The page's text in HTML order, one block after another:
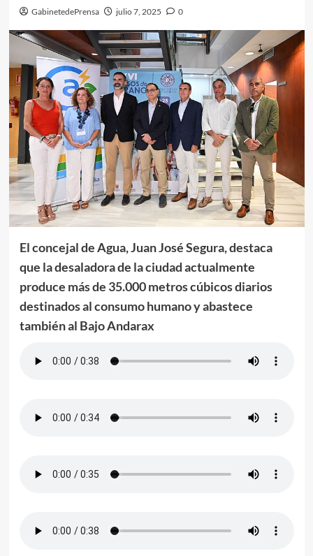
GabinetedePrensa julio 7, 2025 0
El concejal de Agua, Juan José Segura, destaca
que la desaladora de la ciudad actualmente
produce más de 35.000 metros cúbicos diarios
destinados al consumo humano y abastece
también al Bajo Andarax